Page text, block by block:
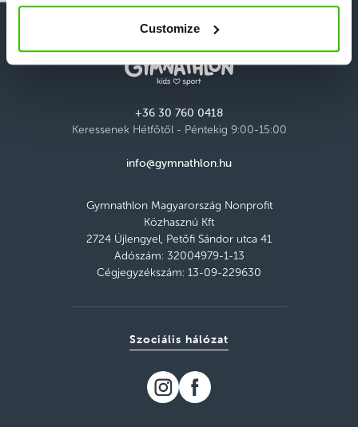
Customize
+36 30 760 0418
Keressenek Hétfőtől - Péntekig 9:00-15:00
info@gymnathlon.hu
Gymnathlon Magyarország Nonprofit
Közhasznú Kft
2724 Újlengyel, Petőfi Sándor utca 41
Adószám: 32004979-1-13
Cégjegyzékszám: 13-09-229630
Szociális hálózat